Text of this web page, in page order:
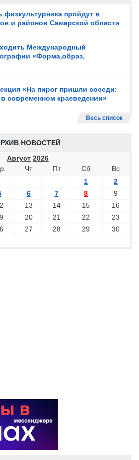
пройдут в
и районов Самарской области
Международный
«Форма,образ,
«На пирог пришли соседи:
современном краеведении»
Весь список
НОВОСТЕЙ
Август 2026
Чт Пт Сб
Вс
1
2
6 7 8
9
13 14 15
16
20 21 22
23
27 28 29
30